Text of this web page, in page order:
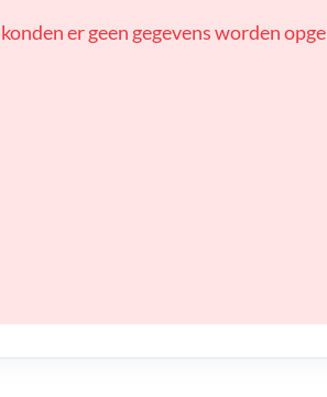
er geen gegevens worden